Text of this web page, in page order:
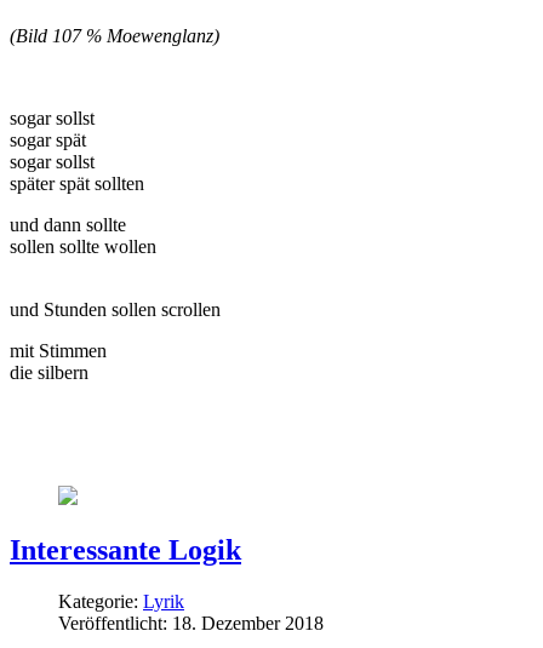
(Bild 107 % Moewenglanz)
sogar sollst
sogar spät
sogar sollst
später spät sollten
und dann sollte
sollen sollte wollen
und Stunden sollen scrollen
mit Stimmen
die silbern
Interessante Logik
Kategorie: Lyrik
Veröffentlicht: 18. Dezember 2018